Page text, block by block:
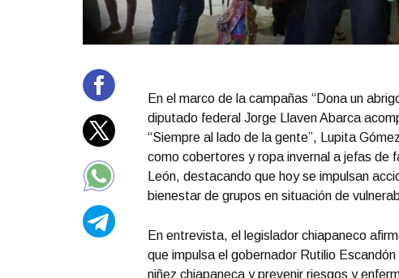
En el marco de la campañas “Dona un
diputado federal Jorge Llaven Abarca
“Siempre al lado de la gente”, Lupita
como cobertores y ropa invernal a jefas de
León, destacando que hoy se impulsan
bienestar de grupos en situación de
En entrevista, el legislador chiapaneco
que impulsa el gobernador Rutilio
niñez chiapaneca y prevenir riesgos y